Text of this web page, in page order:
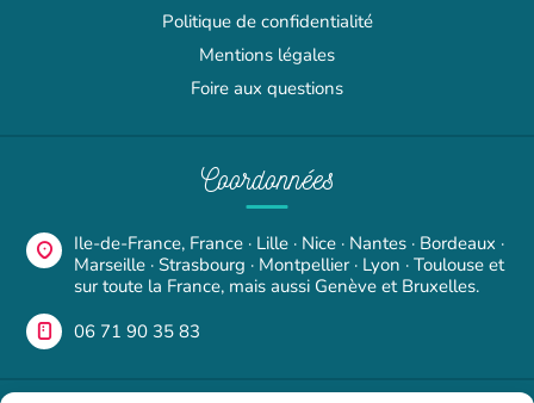
Politique de confidentialité
Mentions légales
Foire aux questions
Coordonnées
Ile-de-France, France · Lille · Nice · Nantes · Bordeaux ·
Marseille · Strasbourg · Montpellier · Lyon · Toulouse et
sur toute la France, mais aussi Genève et Bruxelles.
06 71 90 35 83